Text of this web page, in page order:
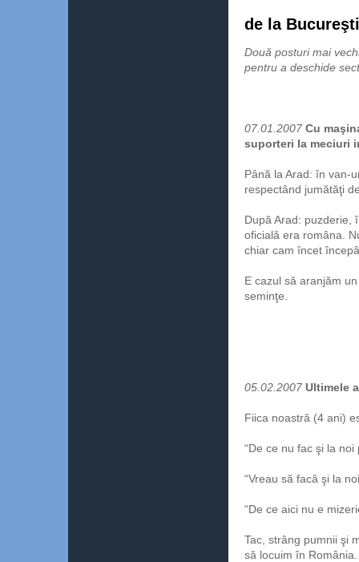
de la
Două posturi mai
pentru a deschide
07.01.2007 Cu
suporteri la meciuri
Până la Arad: în van-
respectând jumătăţi
După Arad: puzderie,
oficială era româna.
chiar cam încet
E cazul să aranjăm
seminţe.
05.02.2007 Ultimele
Fiica noastră (4 ani)
“De ce nu fac şi la noi
“Vreau să facă şi la
“De ce aici nu e
Tac, strâng pumnii şi
să locuim în România.